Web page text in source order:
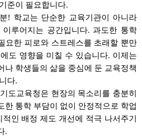
준이 필요합니다.
! 학교는 단순한 교육기관이 아니라
루어지는 공간입니다. 과도한 통학
요한 피로와 스트레스를 초래할 뿐만
도 영향을 미칠 수 있습니다. 이제는
나 학생들의 삶을 중심에 둔 교육정책
다.
도교육청은 현장의 목소리를 충분히
한 통학 부담이 없이 안정적으로 학업
인 배정 제도 개선에 적극 나서주기
.